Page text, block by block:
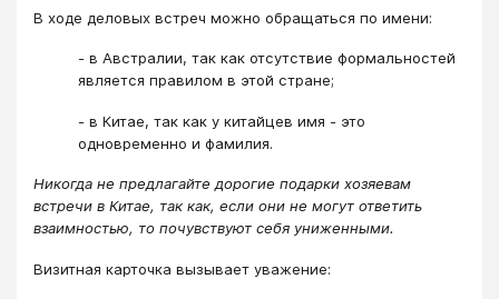
В ходе деловых встреч можно обращаться по имени:
- в Австралии, так как отсутствие формальностей
является правилом в этой стране;
- в Китае, так как у китайцев имя - это
одновременно и фамилия.
Никогда не предлагайте дорогие подарки хозяевам
встречи в Китае, так как, если они не могут ответить
взаимностью, то почувствуют себя униженными.
Визитная карточка вызывает уважение: